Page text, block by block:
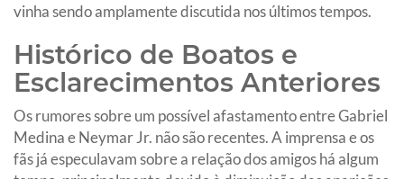
vinha sendo amplamente discutida nos últimos tempos.
Histórico de Boatos e
Esclarecimentos Anteriores
Os rumores sobre um possível afastamento entre Gabriel
Medina e Neymar Jr. não são recentes. A imprensa e os
fãs já especulavam sobre a relação dos amigos há algum